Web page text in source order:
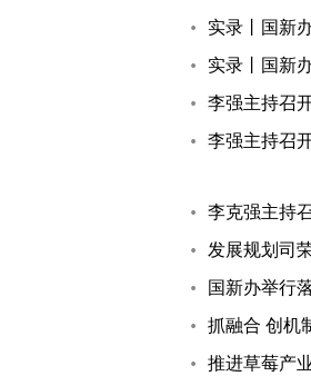
实录丨国新
实录丨国新
李强主持召
李强主持召
李克强主持
发展规划司
国新办举行
抓融合 创机
推进草莓产